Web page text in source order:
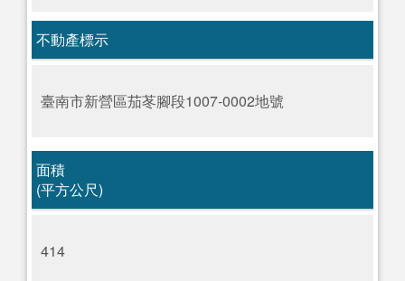
不動產標示
臺南市新營區茄苳腳段1007-0002地號
面積
(平方公尺)
414